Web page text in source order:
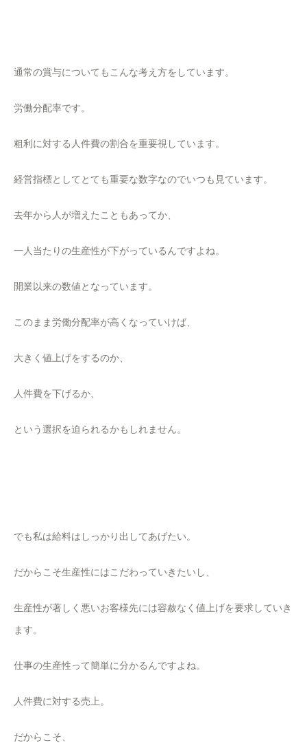
通常の賞与についてもこんな考え方をしています。
労働分配率です。
粗利に対する人件費の割合を重要視しています。
経営指標としてとても重要な数字なのでいつも見ています。
去年から人が増えたこともあってか、
一人当たりの生産性が下がっているんですよね。
開業以来の数値となっています。
このまま労働分配率が高くなっていけば、
大きく値上げをするのか、
人件費を下げるか、
という選択を迫られるかもしれません。
でも私は給料はしっかり出してあげたい。
だからこそ生産性にはこだわっていきたいし、
生産性が著しく悪いお客様先には容赦なく値上げを要求していき
ます。
仕事の生産性って簡単に分かるんですよね。
人件費に対する売上。
だからこそ、